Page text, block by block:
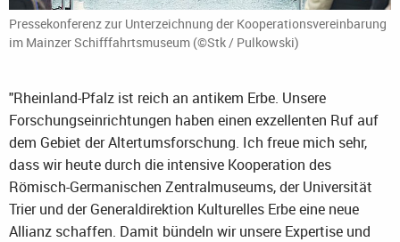
Pressekonferenz zur Unterzeichnung der Kooperationsvereinbarung
im Mainzer Schifffahrtsmuseum (©Stk / Pulkowski)
"Rheinland-Pfalz ist reich an antikem Erbe. Unsere
Forschungseinrichtungen haben einen exzellenten Ruf auf
dem Gebiet der Altertumsforschung. Ich freue mich sehr,
dass wir heute durch die intensive Kooperation des
Römisch-Germanischen Zentralmuseums, der Universität
Trier und der Generaldirektion Kulturelles Erbe eine neue
Allianz schaffen. Damit bündeln wir unsere Expertise und